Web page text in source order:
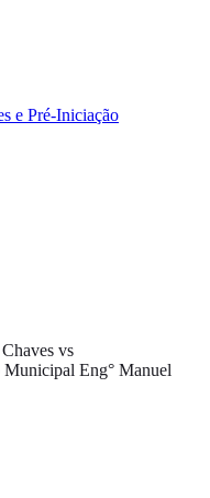
e Pré-Iniciação
vs
Municipal Eng° Manuel